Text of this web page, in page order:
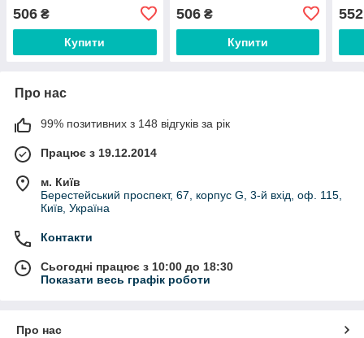
506 ₴
Купити
30pin
506₴
Купити
552
Про нас
99% позитивних з 148 відгуків за рік
Працює з 19.12.2014
м. Київ
Берестейський проспект, 67, корпус G, 3-й вхід, оф. 115,
Київ, Україна
Контакти
Сьогодні працює з 10:00 до 18:30
Показати весь графік роботи
Про нас